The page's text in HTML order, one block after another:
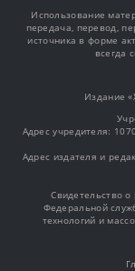
Использование
передача, перевод,
источника в форме
всегда
Издание
Адрес учредителя:
Адрес издателя и
Свидетельство
Федеральной
технологий и